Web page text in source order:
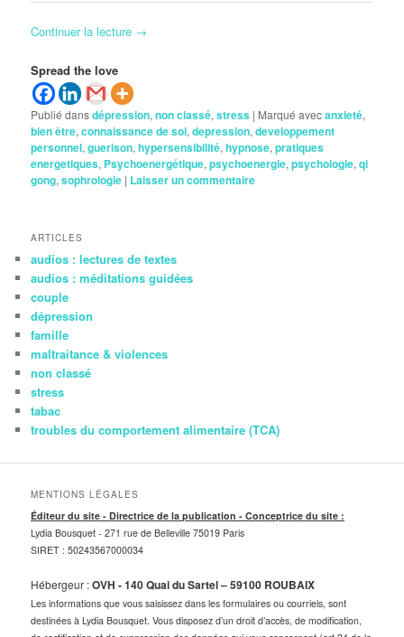
Continuer la lecture →
Spread the love
Publié dansdépression,non classé,stress | Marqué avecanxieté,
bien être,connaissance de soi,depression,developpement
personnel,guerison,hypersensibilité,hypnose,pratiques
energetiques, Psychoenergétique,psychoenergie,psychologie,qi
gong,sophrologie | Laisser un commentaire
ARTICLES
audios : lectures de textes
audios : méditations guidées
couple
dépression
famille
maltraitance & violences
non classé
stress
tabac
troubles du comportement alimentaire (TCA)
MENTIONS LÉGALES
Éditeur du site - Directrice de la publication - Conceptrice du site :
Lydia Bousquet -271 rue de Belleville 75019 Paris
SIRET : 50243567000034
Hébergeur :OVH - 140 Quai du Sartel – 59100 ROUBAIX
Les informations que vous saisissez dans les formulaires ou courriels, sont
destinées à Lydia Bousquet. Vous disposez d’un droit d’accès, de modification,